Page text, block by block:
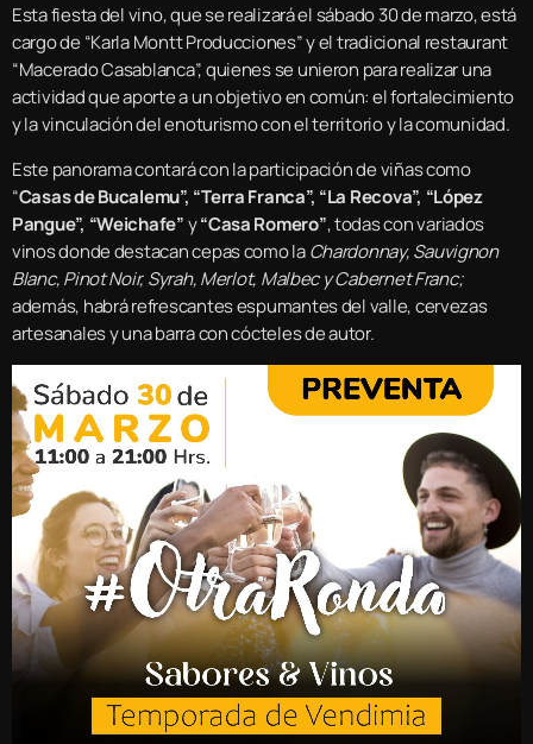
Esta fiesta del vino, que se realizará el sábado 30 de marzo, está
cargo de “Karla Montt Producciones” y el tradicional restaurant
“Macerado Casablanca”, quienes se unieron para realizar una
actividad que aporte a un objetivo en común: el fortalecimiento
y la vinculación del enoturismo con el territorio y la comunidad.
Este panorama contará con la participación de viñas como
“Casas de Bucalemu”, “Terra Franca”, “La Recova”, “López
Pangue”, “Weichafe”y“Casa Romero”, todas con variados
vinos donde destacan cepas como laChardonnay, Sauvignon
Blanc, Pinot Noir, Syrah, Merlot, Malbec y Cabernet Franc;
además, habrá refrescantes espumantes del valle, cervezas
artesanales y una barra con cócteles de autor.